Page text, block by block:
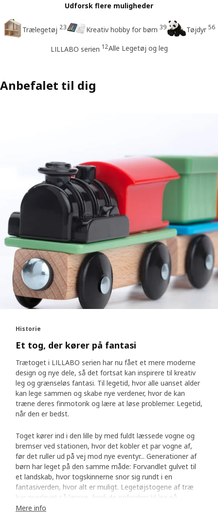
Udforsk flere muligheder
Trælegetøj 23 Kreativ hobby for børn 39 Tøjdyr 56
LILLABO serien 12Alle Legetøj og leg
Anbefalet til dig
Historie
Et tog, der kører på fantasi
Trætoget i LILLABO serien har nu fået et mere moderne
design og nye dele, så det fortsat kan inspirere til kreativ
leg og grænseløs fantasi. Til legetid, hvor alle uanset alder
kan lege sammen og skabe nye verdener, hvor de kan
træne deres finmotorik og lære at løse problemer. Legetid,
når den er bedst.
Toget kører ind i den lille by med fuldt læssede vogne og
bremser ved stationen, hvor det kobler et par vogne af,
før det ruller ud på vej mod nye eventyr... Generationer af
børn har leget på den samme måde: Forvandlet gulvet til
et landskab, hvor togskinnerne snor sig rundt i en
fantasiverden, hvor alt er muligt. Legetøjstogene af træ
har overlevet så længe, fordi de opfordrer til leg på
forskellige måder. Bodil Fritjofsson, der har udviklet og
Mere info